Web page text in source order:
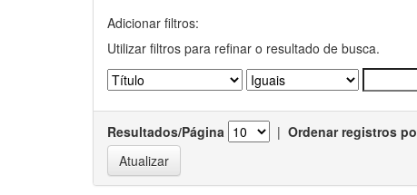
Adicionar filtros:
Utilizar filtros para refinar o resultado de busca.
Resultados/Página | Ordenar registros